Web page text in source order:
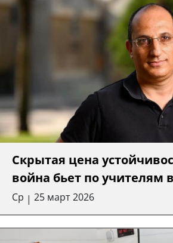
Скрытая цена
война бьет по учителям
Ср | 25 март 2026